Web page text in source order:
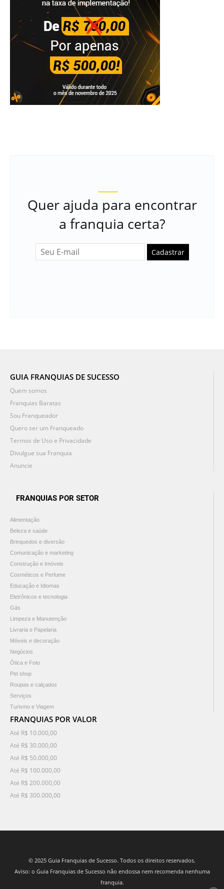
Quer ajuda para encontrar
a franquia certa?
Cadastrar
GUIA FRANQUIAS DE SUCESSO
Quem somos
Franquias Baratas
Sou Franqueador
Quero ser um Franqueado
Termos de Uso e Privacidade
Divulgue sua Franquia
Anuncie
FRANQUIAS POR SETOR
Alimentação
Beleza e saúde
Brinquedos e diversão
Comunicação e marketing
Construção e Imóveis
Cosméticos e Perfume
Educação e Idiomas
Eletrônicos e tecnologia
Gás
Limpeza e Manutenção
Livraria e Papelaria
Móveis e decoração
Negócios
Ótica e Foto
Pet shop
Roupas e calçados
Serviços
Turismo e Viagem
FRANQUIAS POR VALOR
Até R$ 10.000,00
Até R$ 30.000,00
Até R$ 50.000,00
Até R$ 100.000,00
Até R$ 200.000,00
Até R$ 300.000,00
© 2025 Guia Franquias de Sucesso. Todos os direitos reservados.
Aviso: o Guia Franquias de Sucesso não endossa nem recomenda nenhuma
franquia.